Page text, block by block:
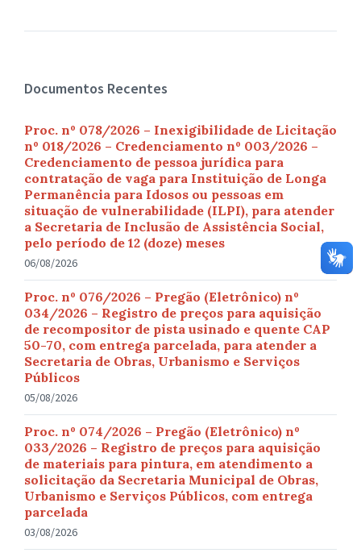
Documentos Recentes
Proc. nº 078/2026 – Inexigibilidade de Licitação
nº 018/2026 – Credenciamento nº 003/2026 –
Credenciamento de pessoa jurídica para
contratação de vaga para Instituição de Longa
Permanência para Idosos ou pessoas em
situação de vulnerabilidade (ILPI), para atender
a Secretaria de Inclusão de Assistência Social,
pelo período de 12 (doze) meses
06/08/2026
Proc. nº 076/2026 – Pregão (Eletrônico) nº
034/2026 – Registro de preços para aquisição
de recompositor de pista usinado e quente CAP
50-70, com entrega parcelada, para atender a
Secretaria de Obras, Urbanismo e Serviços
Públicos
05/08/2026
Proc. nº 074/2026 – Pregão (Eletrônico) nº
033/2026 – Registro de preços para aquisição
de materiais para pintura, em atendimento a
solicitação da Secretaria Municipal de Obras,
Urbanismo e Serviços Públicos, com entrega
parcelada
03/08/2026